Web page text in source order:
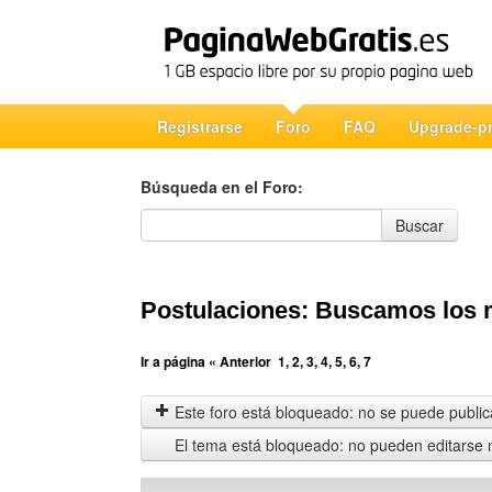
Registrarse Foro FAQ Upgrade-
Búsqueda en el Foro:
Búsqueda en el Foro
Buscar
Postulaciones: Buscamos los
Ir a página « Anterior 1,2,3,4,5,6,7
Este foro está bloqueado: no se puede
El tema está bloqueado: no pueden editarse